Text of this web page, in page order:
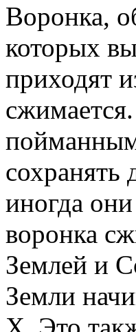
Воронка,
которых
приходят
иногда
воронка
Землей и
Земли